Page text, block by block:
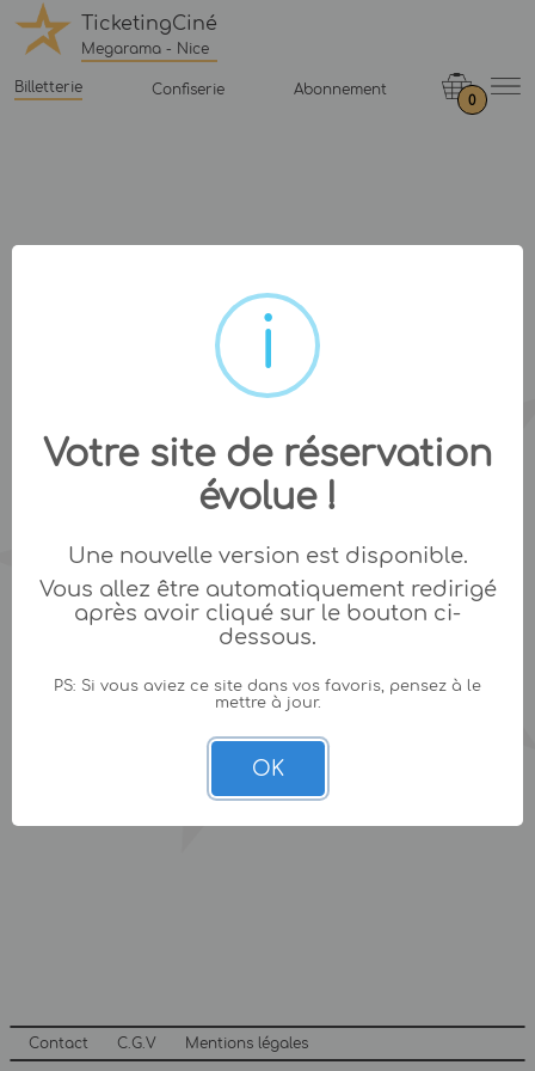
TicketingCiné
Megarama - Nice
Billetterie Confiserie Abonnement
0
Contact C.G.V Mentions légales
Votre site de réservation
évolue !
Une nouvelle version est disponible.
Vous allez être automatiquement redirigé
après avoir cliqué sur le bouton ci-
dessous.
PS: Si vous aviez ce site dans vos favoris, pensez à le
mettre à jour.
OK